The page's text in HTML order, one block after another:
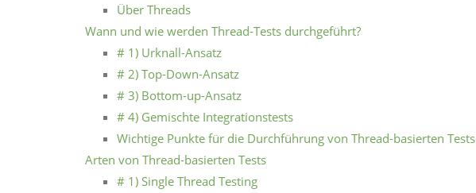
Über Threads
Wann und wie werden Thread-Tests durchgeführt?
# 1) Urknall-Ansatz
# 2) Top-Down-Ansatz
# 3) Bottom-up-Ansatz
# 4) Gemischte Integrationstests
Wichtige Punkte für die Durchführung von Thread-basierten Tests
Arten von Thread-basierten Tests
# 1) Single Thread Testing